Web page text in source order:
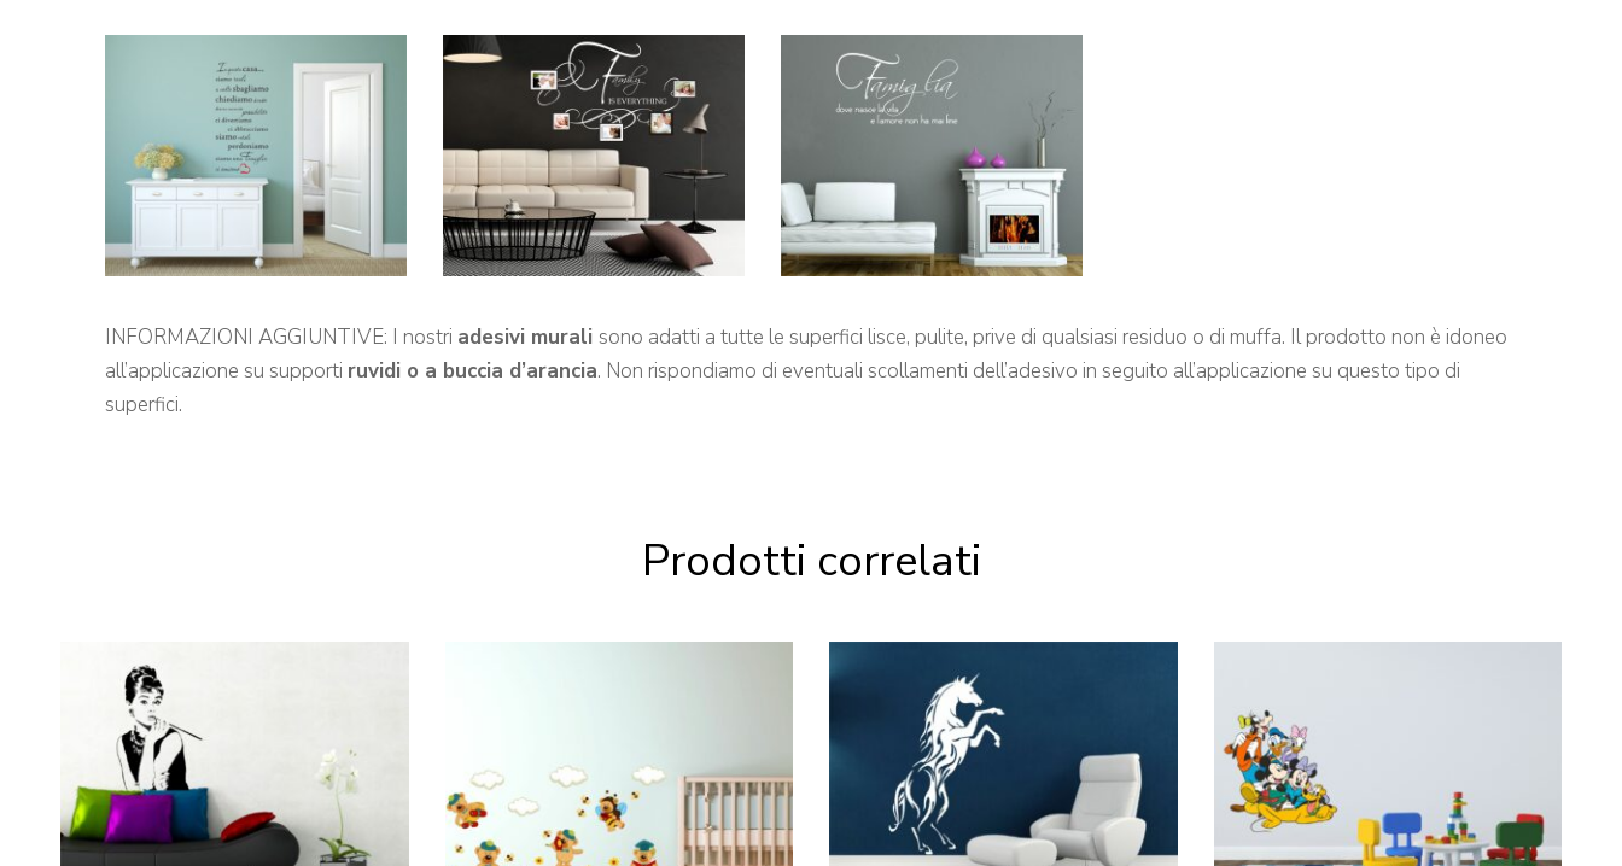
INFORMAZIONI AGGIUNTIVE: I nostri adesivi murali sono adatti a tutte le superfici lisce, pulite, prive di qualsiasi residuo o di muffa. Il prodotto non è idoneo
all’applicazione su supporti ruvidi o a buccia d’arancia. Non rispondiamo di eventuali scollamenti dell’adesivo in seguito all’applicazione su questo tipo di
superfici.
Prodotti correlati